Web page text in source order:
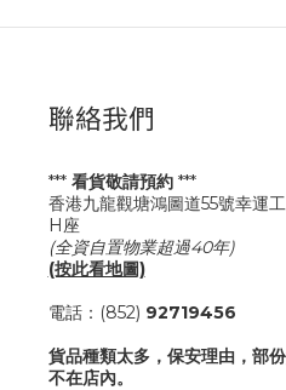
聯絡我們
*** 看貨敬請預約***
香港九龍觀塘鴻圖道55號幸運
H座
(全資自置物業超過40年)
(按此看地圖)
電話：(852) 92719456
貨品種類太多，保安理由，部
不在店內。